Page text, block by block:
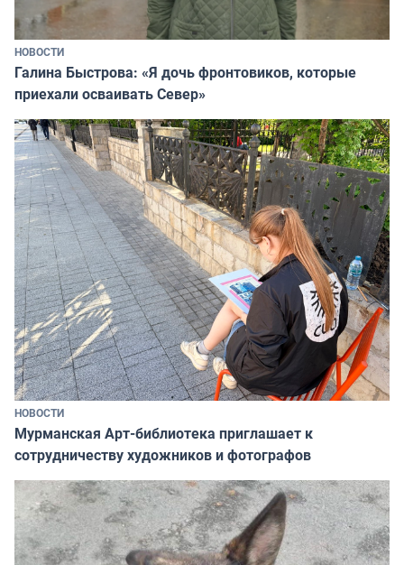
НОВОСТИ
Галина Быстрова: «Я дочь фронтовиков, которые
приехали осваивать Север»
НОВОСТИ
Мурманская Арт-библиотека приглашает к
сотрудничеству художников и фотографов